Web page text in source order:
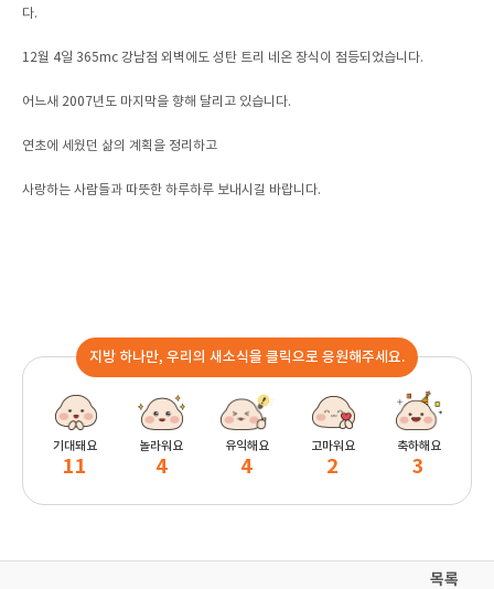
다.
12월 4일 365mc 강남점 외벽에도 성탄 트리 네온 장식이 점등되었습니다.
어느새 2007년도 마지막을 향해 달리고 있습니다.
연초에 세웠던 삶의 계획을 정리하고
사랑하는 사람들과 따뜻한 하루하루 보내시길 바랍니다.
지방 하나만, 우리의 새소식을 클릭으로 응원해주세요.
기대돼요
11
놀라워요
4
유익해요
4
고마워요
2
축하해요
3
목록